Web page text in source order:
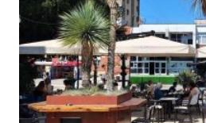
Comment*